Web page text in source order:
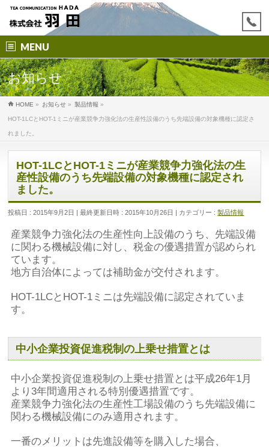
MENU
お知らせ
HOME » お知らせ » 製品情報 »
HOT-1LCとHOT-1ミニが産業競争力強化法の生産性設備のうち先端設備の対象機種に認定さ
れました。
HOT-1LCとHOT-1ミニが産業競争力強化法の生
産性設備のうち先端設備の対象機種に認定され
ました。
投稿日 : 2015年9月2日 最終更新日時 : 2015年10月26日 カテゴリー :製品情報
産業競争力強化法の生産性向上設備のうち、先端設備
に関わる機械設備に対し、税金の優遇措置が認められ
ています。
地方自治体によっては補助金が交付されます。
HOT-1LCとHOT-1ミニは先端設備に認定されていま
す。
中小企業投資促進税制の上乗せ措置とは
中小企業投資促進税制の上乗せ措置とは平成26年1月
より3年間適用される特別優遇措置です。
産業競争力強化法の生産性工場設備のうち先端設備に
関わる機械設備にのみ適用されます。
一番のメリットは先進設備等を購入した場合、